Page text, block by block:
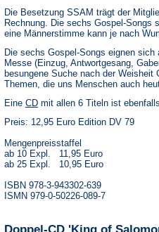
Die Besetzung SSAM trägt der
Rechnung. Die sechs Gospel-Songs
eine Männerstimme kann je nach
Die sechs Gospel-Songs eignen
Messe (Einzug, Antwortgesang,
besungene Suche nach der
Themen, die uns Menschen auch
Eine CD(Öffnet
einem
Tab)
mit allen 6 Titeln ist
Preis: 12,95 Euro Edition DV 79
Mengenpreisstaffel
ab 10 Expl. 11,95 Euro
ab 25 Expl. 10,95 Euro
ISBN 978-3-943302-639
ISMN 979-0-50226-089-7